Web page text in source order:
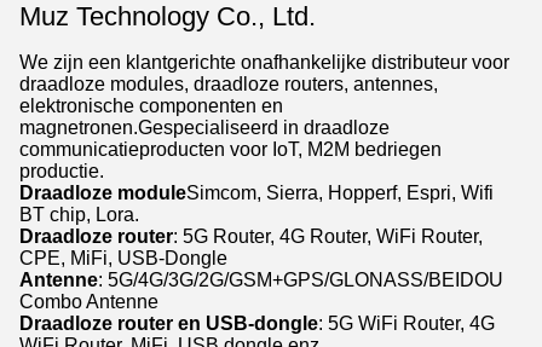
Muz Technology Co., Ltd.
We zijn een klantgerichte onafhankelijke distributeur voor
draadloze modules, draadloze routers, antennes,
elektronische componenten en
magnetronen.Gespecialiseerd in draadloze
communicatieproducten voor IoT, M2M bedriegen
productie.
Draadloze moduleSimcom, Sierra, Hopperf, Espri, Wifi
BT chip, Lora.
Draadloze router: 5G Router, 4G Router, WiFi Router,
CPE, MiFi, USB-Dongle
Antenne: 5G/4G/3G/2G/GSM+GPS/GLONASS/BEIDOU
Combo Antenne
Draadloze router en USB-dongle: 5G WiFi Router, 4G